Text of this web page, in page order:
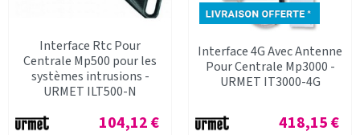
Interface Rtc Pour
Centrale Mp500 pour les
systèmes intrusions -
URMET ILT500-N
Prix
104,12 €
Interface 4G Avec Antenne
Pour Centrale Mp3000 -
URMET IT3000-4G
Prix
418,15 €